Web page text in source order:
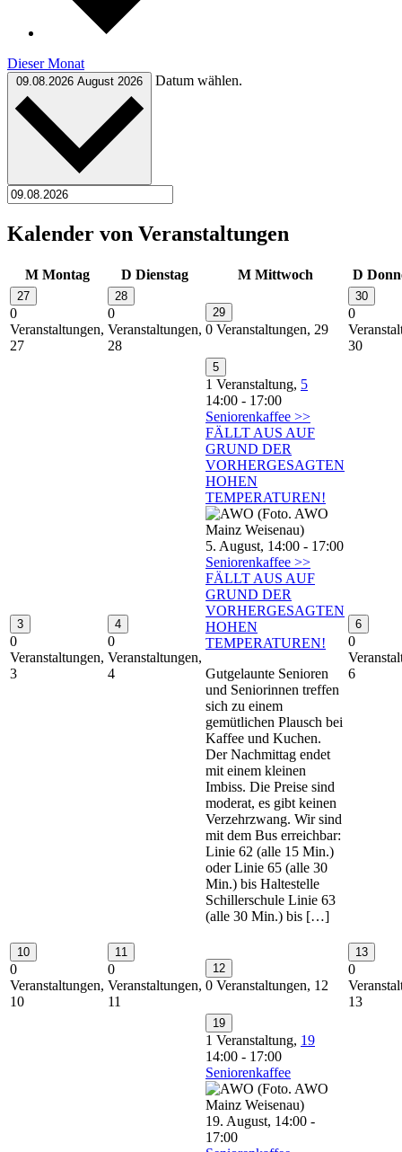
Dieser Monat
09.08.2026 August 2026 Datum wählen.
Kalender von Veranstaltungen
M Montag D Dienstag M Mittwoch D
27
0
Veranstaltungen,
27
28
0
Veranstaltungen,
28
29
0 Veranstaltungen, 29
30
0
30
3
0
Veranstaltungen,
3
4
0
Veranstaltungen,
4
5
1 Veranstaltung, 5
14:00 - 17:00
Seniorenkaffee >>
FÄLLT AUS AUF
GRUND DER
VORHERGESAGTEN
HOHEN
TEMPERATUREN!
5. August, 14:00 - 17:00
Seniorenkaffee >>
FÄLLT AUS AUF
GRUND DER
VORHERGESAGTEN
HOHEN
TEMPERATUREN!
Gutgelaunte Senioren
und Seniorinnen treffen
sich zu einem
gemütlichen Plausch bei
Kaffee und Kuchen.
Der Nachmittag endet
mit einem kleinen
Imbiss. Die Preise sind
moderat, es gibt keinen
Verzehrzwang. Wir sind
mit dem Bus erreichbar:
Linie 62 (alle 15 Min.)
oder Linie 65 (alle 30
Min.) bis Haltestelle
Schillerschule Linie 63
(alle 30 Min.) bis […]
6
0
6
10
0
Veranstaltungen,
10
11
0
Veranstaltungen,
11
12
0 Veranstaltungen, 12
13
0
13
19
1 Veranstaltung, 19
14:00 - 17:00
Seniorenkaffee
19. August, 14:00 -
17:00